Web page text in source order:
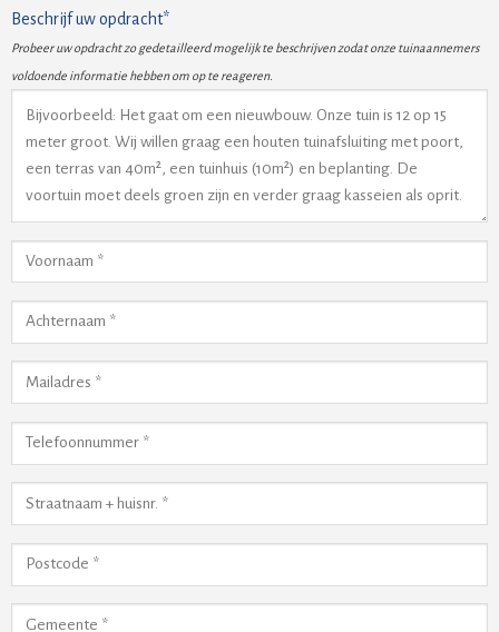
Beschrijf uw opdracht*
Probeer uw opdracht zo gedetailleerd mogelijk te beschrijven zodat onze tuinaannemers
voldoende informatie hebben om op te reageren.